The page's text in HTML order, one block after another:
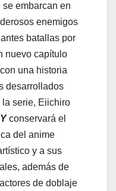
embarcan en
enemigos
batallas por
nuevo capítulo
una historia
desarrollados
la serie, Eiichiro
conservará el
del anime
y a sus
además de
de doblaje